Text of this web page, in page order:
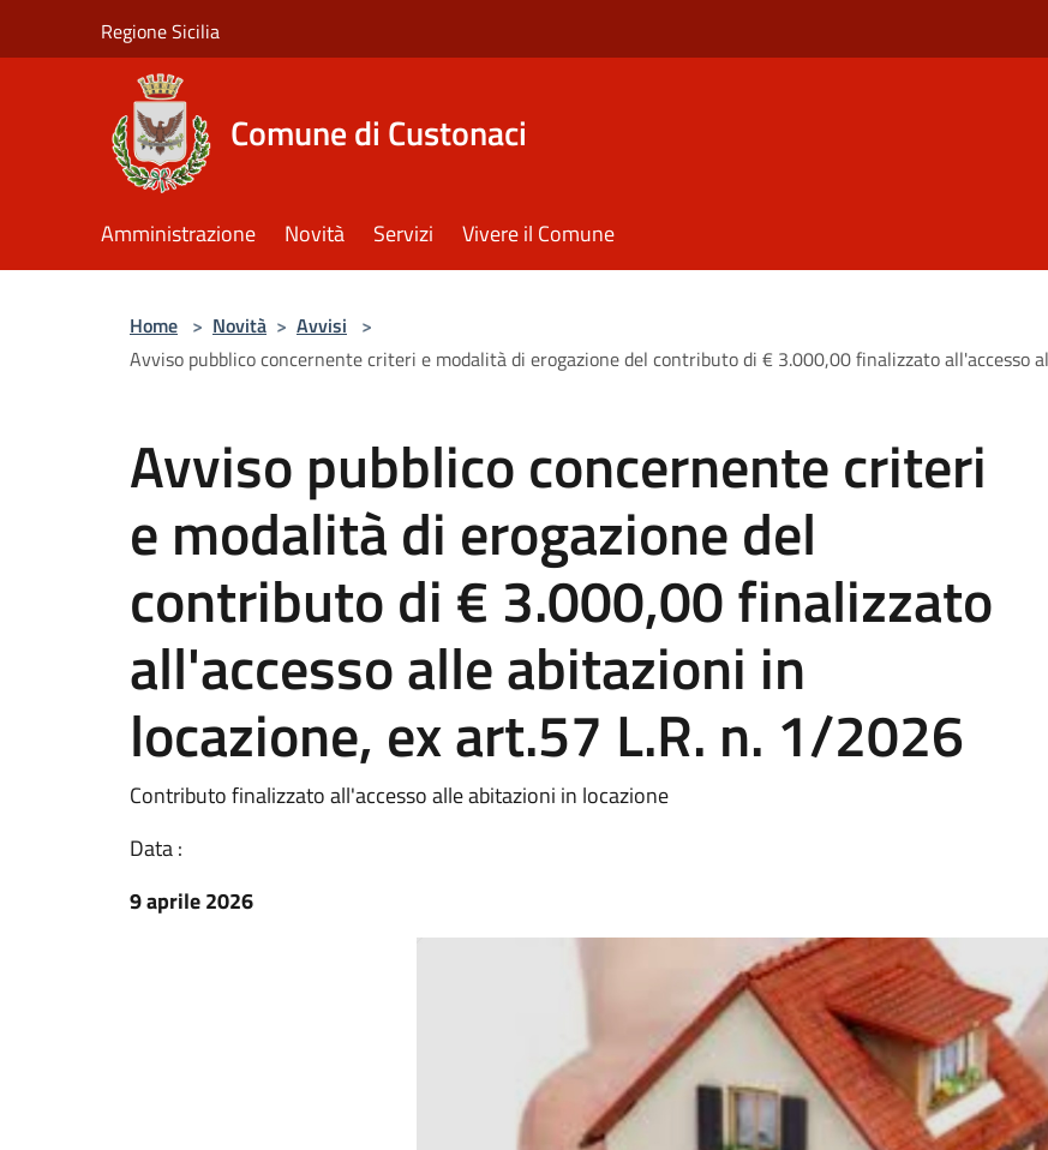
Regione Sicilia
Comune di Custonaci
Amministrazione Novità Servizi Vivere il Comune
Home > Novità > Avvisi >
Avviso pubblico concernente criteri e modalità di erogazione del contributo di € 3.000,00 finalizzato all'accesso
Avviso pubblico concernente criteri
e modalità di erogazione del
contributo di € 3.000,00 finalizzato
all'accesso alle abitazioni in
locazione, ex art.57 L.R. n. 1/2026
Contributo finalizzato all'accesso alle abitazioni in locazione
Data :
9 aprile 2026